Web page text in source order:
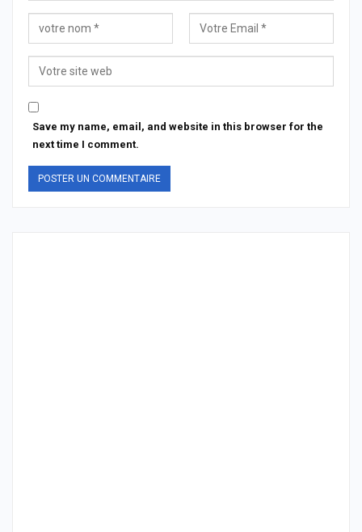
Save my name, email, and website in this browser for the
next time I comment.